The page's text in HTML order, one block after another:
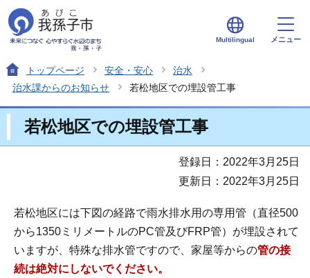
Multilingual メニュー
トップページ 安全・安心
治水
治水課からのお知らせ
若松地区での埋設管工事
若松地区での埋設管工事
登録日：2022年3月25日
更新日：2022年3月25日
若松地区には下図の経路で雨水排水用の専用管（直径500
から1350ミリメートルのPC管及びFRP管）が埋設されて
いますが、特殊な排水管ですので、家屋等からの管の接
続は絶対にしないでください。